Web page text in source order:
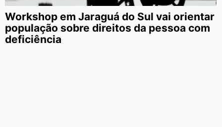
Workshop em Jaraguá do Sul vai orientar
população sobre direitos da pessoa com
deficiência